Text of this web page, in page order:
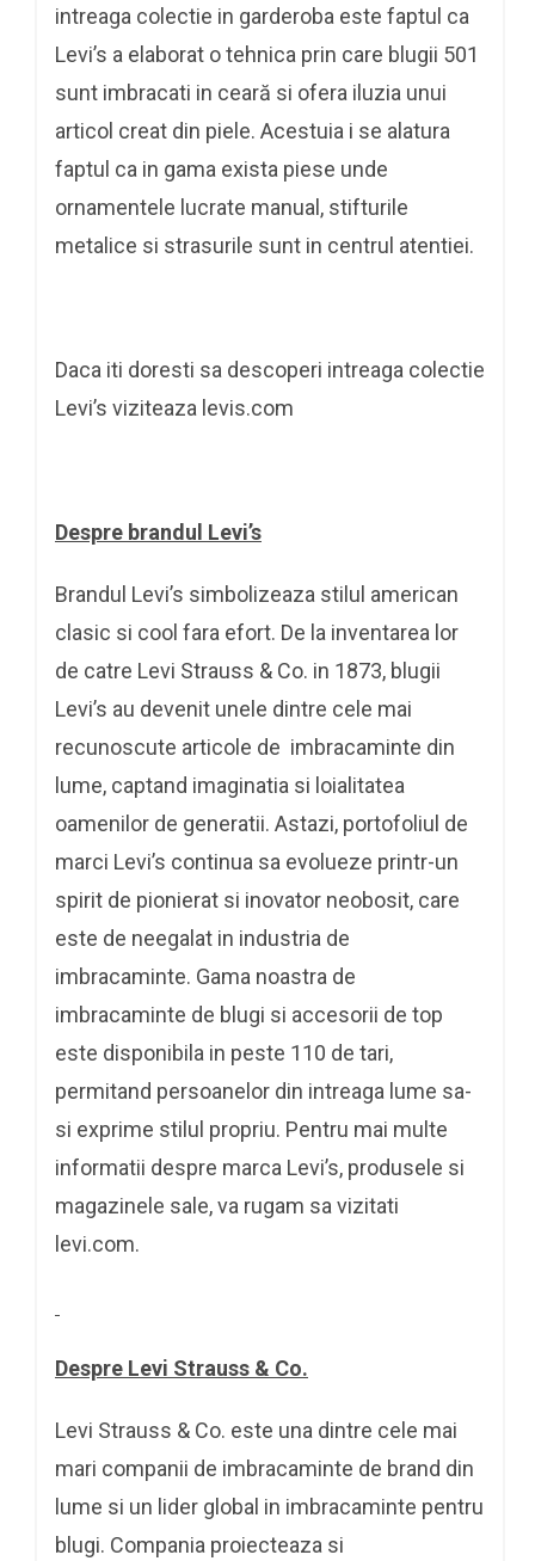
intreaga colectie in garderoba este faptul ca
Levi’s a elaborat o tehnica prin care blugii 501
sunt imbracati in ceară si ofera iluzia unui
articol creat din piele. Acestuia i se alatura
faptul ca in gama exista piese unde
ornamentele lucrate manual, stifturile
metalice si strasurile sunt in centrul atentiei.
Daca iti doresti sa descoperi intreaga colectie
Levi’s viziteaza levis.com
Despre brandul Levi’s
Brandul Levi’s simbolizeaza stilul american
clasic si cool fara efort. De la inventarea lor
de catre Levi Strauss & Co. in 1873, blugii
Levi’s au devenit unele dintre cele mai
recunoscute articole de imbracaminte din
lume, captand imaginatia si loialitatea
oamenilor de generatii. Astazi, portofoliul de
marci Levi’s continua sa evolueze printr-un
spirit de pionierat si inovator neobosit, care
este de neegalat in industria de
imbracaminte. Gama noastra de
imbracaminte de blugi si accesorii de top
este disponibila in peste 110 de tari,
permitand persoanelor din intreaga lume sa-
si exprime stilul propriu. Pentru mai multe
informatii despre marca Levi’s, produsele si
magazinele sale, va rugam sa vizitati
levi.com.
Despre Levi Strauss & Co.
Levi Strauss & Co. este una dintre cele mai
mari companii de imbracaminte de brand din
lume si un lider global in imbracaminte pentru
blugi. Compania proiecteaza si